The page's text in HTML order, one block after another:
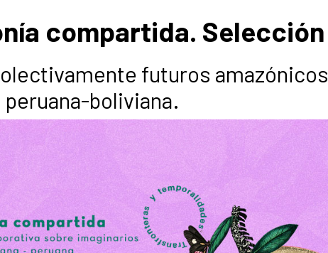
compartida. Selección
futuros amazónicos
boliviana.